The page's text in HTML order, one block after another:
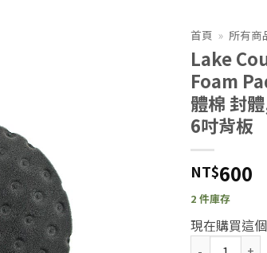
首頁 » 所有商
Lake
Foam
體棉 封
6吋背板
NT$600
2 件庫存
現在購買這
Lake